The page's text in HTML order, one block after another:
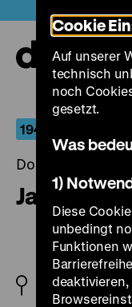
zum
Seiteninhalt
springen
1945 – Arena der
Donnerstag, 07.
Jakob der
DDR 1975
Cookie
Auf unserer
technisch
noch
gesetzt.
Was
1)
Diese
unbedingt
Funktionen
deaktivieren,